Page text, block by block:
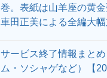
巻。表紙は山羊座の黄金
車田正美による全編大
サービス終了情報まと
ム・ソシャゲなど）【